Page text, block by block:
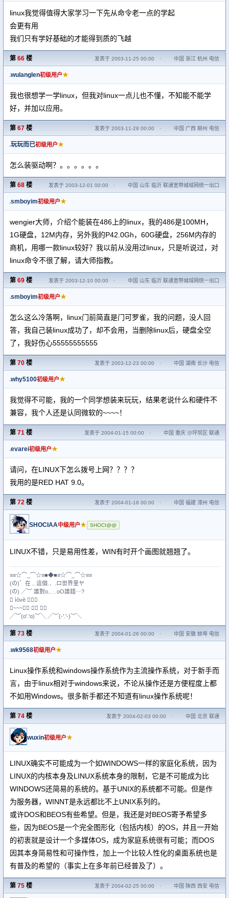
linux我觉得值得大家学习一下先从命令老一点的学起
会更有用
我们只有学好基础的才能得到质的飞越
第 66 楼 发表于 2003-11-25 00:00 · 中国 浙江 杭州 电信
wulanglen初级用户★
我也很想学一学linux，但我对linux一点儿也不懂，不知能不能学
好，并加以应用。
第 67 楼 发表于 2003-11-28 00:00 · 中国 广西 柳州 电信
玩玩而已初级用户★
怎么装驱动啊？。。。。。。
第 68 楼 发表于 2003-12-01 00:00 · 中国 山东 临沂 联通宽带城域网统一出口
smboyim初级用户★
wengier大师，介绍个能装在486上的linux，我的486是100MH，
1G硬盘，12M内存，另外我的P42.0Gh，60G硬盘，256M内存的
商机，用哪一款linux较好？我以前从没用过linux，只是听说过，对
linux命令不很了解，请大师指教。
第 69 楼 发表于 2003-12-10 00:00 · 中国 山东 临沂 联通宽带城域网统一出口
smboyim初级用户★
怎么这么冷落啊，linux门前简直是门可罗雀，我的问题，没人回
答，我自己装linux成功了，却不会用，当删除linux后，硬盘全空
了，我好伤心55555555555
第 70 楼 发表于 2003-12-23 00:00 · 中国 湖南 长沙 电信
why5100初级用户★
我觉得不可能，我的一个同学想装来玩玩，结果老说什么和硬件不
兼容，我个人还是认同微软的~~~~！
第 71 楼 发表于 2004-01-15 00:00 · 中国 重庆 沙坪坝区 联通
evarei初级用户★
请问，在LINUX下怎么拨号上网？？？？
我用的是RED HAT 9.0。
第 72 楼 发表于 2004-01-18 00:00 · 中国 福建 漳州 电信
SHOCIAA中级用户★ SHOCI@@
LINUX不错，只是易用性差，WIN有时开个画图就翘翘了。
≡≡☆⌒_⌒☆≡■◆■≡☆⌒_⌒☆≡≡
(の)゛在﹍這個.．.ロ丗界里ヤ
(の) ╱︶ 誰對o..﹎οО誰錯┈?
 ìòvè ╭☆
╭~~~★ ╭ ︶╮
╱︶(o'.'o)︶╲ ╱︶(-'.'-)︶╲
第 73 楼 发表于 2004-01-26 00:00 · 中国 安徽 蚌埠 电信
wk9568初级用户★
Linux操作系统和windows操作系统作为主流操作系统，对于新手而
言，由于linux相对于windows来说，不论从操作还是方便程度上都
不如用Windows。很多新手都还不知道有linux操作系统呢！
第 74 楼 发表于 2004-02-03 00:00 · 中国 北京 联通
wuxin初级用户★
LINUX确实不可能成为一个如WINDOWS一样的家庭化系统，因为
LINUX的内核本身及LINUX系统本身的限制，它是不可能成为比
WINDOWS还简易的系统的。基于UNIX的系统都不可能。但是作
为服务器，WINNT是永远都比不上UNIX系列的。
或许DOS和BEOS有些希望。但是，我还是对BEOS寄予希望多
些，因为BEOS是一个完全图形化（包括内核）的OS，并且一开始
的初衷就是设计一个多媒体OS，成为家庭系统很有可能；而DOS
因其本身简易性和可操作性，加上一个比较人性化的桌面系统也是
有普及的希望的（事实上在多年前已经普及了）。
第 75 楼 发表于 2004-02-25 00:00 · 中国 陕西 西安 电信